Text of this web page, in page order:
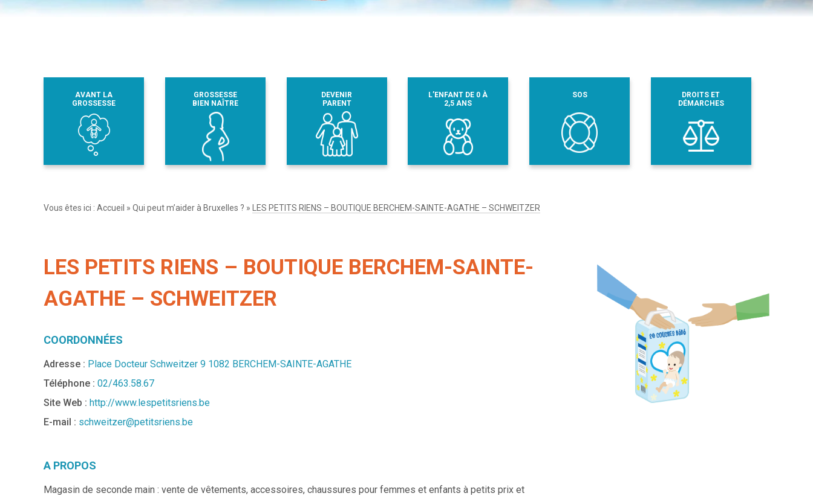
AVANT LA
GROSSESSE
GROSSESSE
BIEN NAÎTRE
DEVENIR
PARENT
L’ENFANT DE 0 À
2,5 ANS
SOS
DROITS ET
DÉMARCHES
Vous êtes ici : Accueil » Qui peut m’aider à Bruxelles ? » LES PETITS RIENS – BOUTIQUE BERCHEM-SAINTE-AGATHE – SCHWEITZER
LES PETITS RIENS – BOUTIQUE BERCHEM-SAINTE-
AGATHE – SCHWEITZER
COORDONNÉES
Adresse : Place Docteur Schweitzer 9 1082 BERCHEM-SAINTE-AGATHE
Téléphone : 02/463.58.67
Site Web : http://www.lespetitsriens.be
E-mail : schweitzer@petitsriens.be
A PROPOS
Magasin de seconde main : vente de vêtements, accessoires, chaussures pour femmes et enfants à petits prix et